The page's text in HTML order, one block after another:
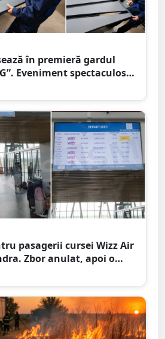
în premieră gardul
Eveniment spectaculos
pasagerii cursei Wizz Air
Zbor anulat, apoi o
explicații clare